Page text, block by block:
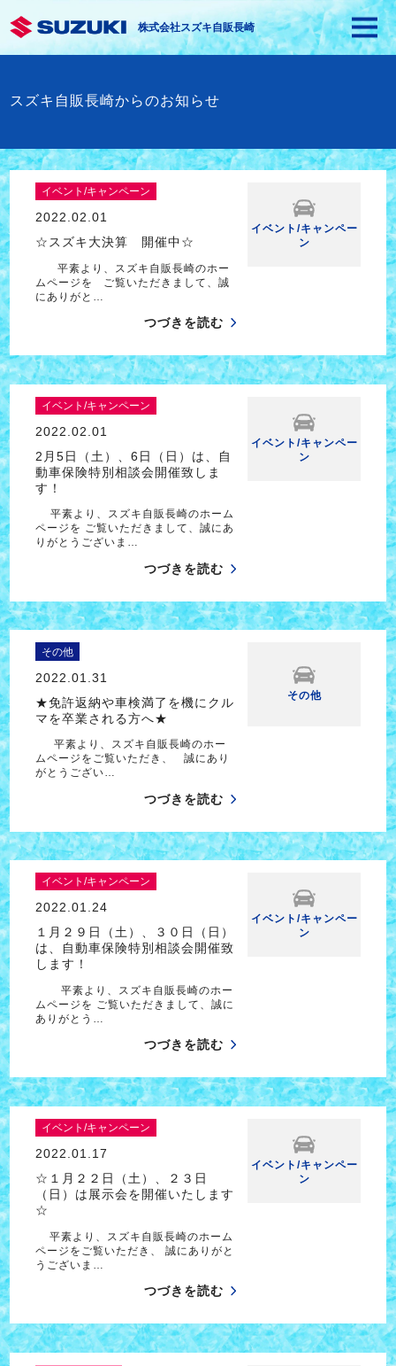
株式会社スズキ自販長崎
スズキ自販長崎からのお知らせ
イベント/キャンペーン
2022.02.01
☆スズキ大決算 開催中☆
平素より、スズキ自販長崎のホー
ムページを ご覧いただきまして、誠
にありがと…
つづきを読む
イベント/キャンペー
ン
イベント/キャンペーン
2022.02.01
2月5日（土）、6日（日）は、自
動車保険特別相談会開催致しま
す！
平素より、スズキ自販長崎のホーム
ページを ご覧いただきまして、誠にあ
りがとうございま…
つづきを読む
イベント/キャンペー
ン
その他
2022.01.31
★免許返納や車検満了を機にクル
マを卒業される方へ★
平素より、スズキ自販長崎のホー
ムページをご覧いただき、 誠にあり
がとうござい…
つづきを読む
その他
イベント/キャンペーン
2022.01.24
１月２９日（土）、３０日（日）
は、自動車保険特別相談会開催致
します！
平素より、スズキ自販長崎のホー
ムページを ご覧いただきまして、誠に
ありがとう…
つづきを読む
イベント/キャンペー
ン
イベント/キャンペーン
2022.01.17
☆１月２２日（土）、２３日
（日）は展示会を開催いたします
☆
平素より、スズキ自販長崎のホーム
ページをご覧いただき、 誠にありがと
うございま…
つづきを読む
イベント/キャンペー
ン